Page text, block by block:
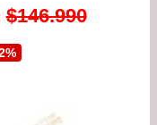
$146.990